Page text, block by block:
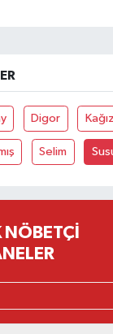
Digor
Selim
NÖBETÇI